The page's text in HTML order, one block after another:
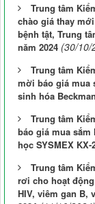
Trung tâm
chào giá thay
bệnh tật, Trung
năm 2024 (30/10/
Trung tâm
mời báo giá mua
sinh hóa
Trung tâm
báo giá mua
học SYSMEX KX-
Trung tâm
rơi cho hoạt
HIV, viêm gan B,